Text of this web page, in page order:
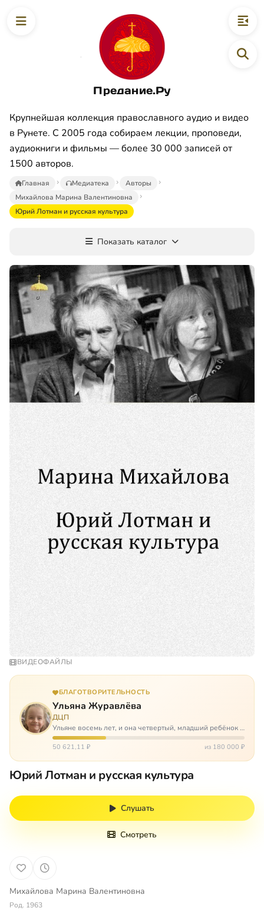
Предание.Ру
Крупнейшая коллекция православного аудио и видео
в Рунете. С 2005 года собираем лекции, проповеди,
аудиокниги и фильмы — более 30 000 записей от
1500 авторов.
Главная Медиатека
Авторы
Михайлова Марина Валентиновна
Юрий Лотман и русская культура
Показать каталог
ВИДЕОФАЙЛЫ
БЛАГОТВОРИТЕЛЬНОСТЬ
Ульяна Журавлёва
ДЦП
Ульяне восемь лет, и она четвертый, младший ребёнок в
многодетной семье. И с самого рождения Ульяну лечат.
Несколько операций, ежедневные процедуры,
50 621,11 ₽ из 180 000 ₽
Юрий Лотман и русская культура
Слушать
Смотреть
Михайлова Марина Валентиновна
Род. 1963